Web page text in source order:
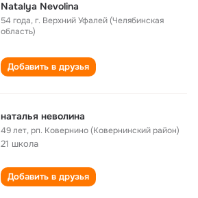
Natalya Nevolina
54 года,г. Верхний Уфалей (Челябинская
область)
Добавить в друзья
наталья неволина
49 лет,рп. Ковернино (Ковернинский район)
21 школа
Добавить в друзья